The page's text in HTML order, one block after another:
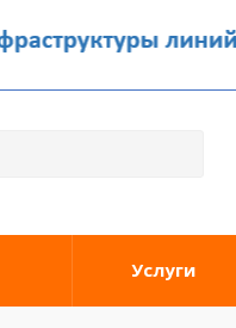
Услуги